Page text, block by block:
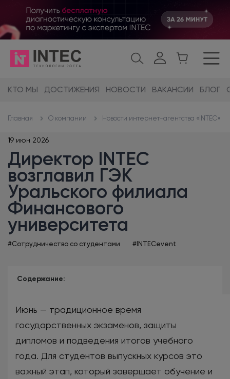
КТО МЫ ДОСТИЖЕНИЯ НОВОСТИ ВАКАНСИИ БЛОГ
Главная О компании Новости интернет-агентства «INTEC»
19 июн 2026
Директор INTEC
возглавил ГЭК
Уральского филиала
Финансового
университета
#Сотрудничество со студентами #INTECevent
Содержание:
Июнь — традиционное время
государственных экзаменов, защиты
дипломов и подведения итогов учебного
года. Для студентов выпускных курсов это
важный этап, который завершает обучение и